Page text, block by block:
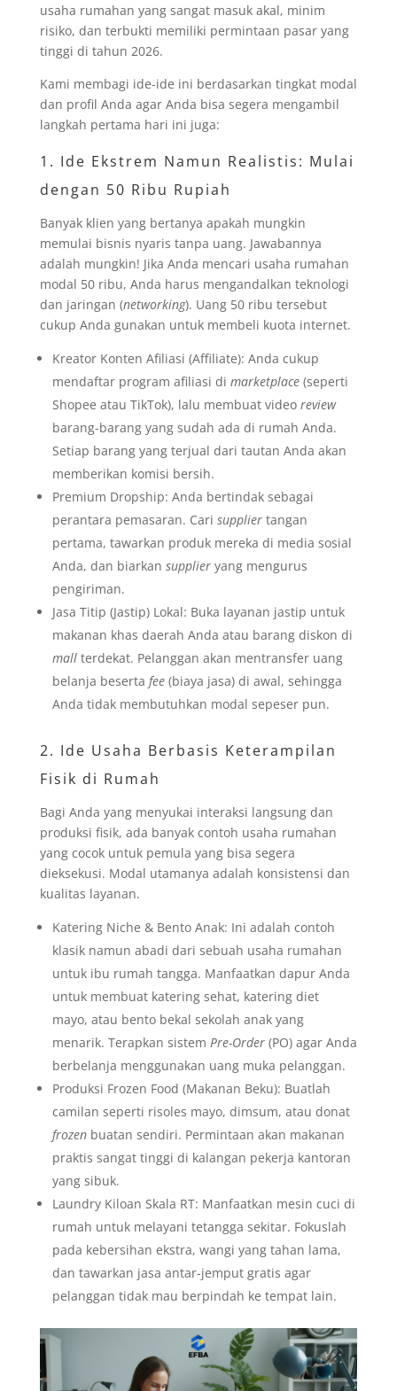
usaha rumahan yang sangat masuk akal, minim
risiko, dan terbukti memiliki permintaan pasar yang
tinggi di tahun 2026.
Kami membagi ide-ide ini berdasarkan tingkat modal
dan profil Anda agar Anda bisa segera mengambil
langkah pertama hari ini juga:
1. Ide Ekstrem Namun Realistis: Mulai
dengan 50 Ribu Rupiah
Banyak klien yang bertanya apakah mungkin
memulai bisnis nyaris tanpa uang. Jawabannya
adalah mungkin! Jika Anda mencari usaha rumahan
modal 50 ribu, Anda harus mengandalkan teknologi
dan jaringan (networking). Uang 50 ribu tersebut
cukup Anda gunakan untuk membeli kuota internet.
Kreator Konten Afiliasi (Affiliate): Anda cukup
mendaftar program afiliasi di marketplace(seperti
Shopee atau TikTok), lalu membuat video review
barang-barang yang sudah ada di rumah Anda.
Setiap barang yang terjual dari tautan Anda akan
memberikan komisi bersih.
Premium Dropship: Anda bertindak sebagai
perantara pemasaran. Cari suppliertangan
pertama, tawarkan produk mereka di media sosial
Anda, dan biarkan supplieryang mengurus
pengiriman.
Jasa Titip (Jastip) Lokal: Buka layanan jastip untuk
makanan khas daerah Anda atau barang diskon di
mallterdekat. Pelanggan akan mentransfer uang
belanja beserta fee(biaya jasa) di awal, sehingga
Anda tidak membutuhkan modal sepeser pun.
2. Ide Usaha Berbasis Keterampilan
Fisik di Rumah
Bagi Anda yang menyukai interaksi langsung dan
produksi fisik, ada banyak contoh usaha rumahan
yang cocok untuk pemula yang bisa segera
dieksekusi. Modal utamanya adalah konsistensi dan
kualitas layanan.
Katering Niche & Bento Anak: Ini adalah contoh
klasik namun abadi dari sebuah usaha rumahan
untuk ibu rumah tangga. Manfaatkan dapur Anda
untuk membuat katering sehat, katering diet
mayo, atau bento bekal sekolah anak yang
menarik. Terapkan sistem Pre-Order(PO) agar Anda
berbelanja menggunakan uang muka pelanggan.
Produksi Frozen Food (Makanan Beku): Buatlah
camilan seperti risoles mayo, dimsum, atau donat
frozenbuatan sendiri. Permintaan akan makanan
praktis sangat tinggi di kalangan pekerja kantoran
yang sibuk.
Laundry Kiloan Skala RT: Manfaatkan mesin cuci di
rumah untuk melayani tetangga sekitar. Fokuslah
pada kebersihan ekstra, wangi yang tahan lama,
dan tawarkan jasa antar-jemput gratis agar
pelanggan tidak mau berpindah ke tempat lain.